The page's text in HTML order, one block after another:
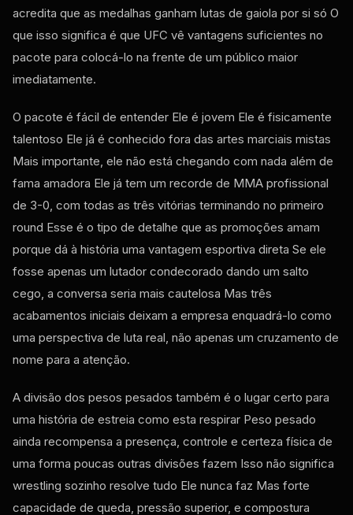
acredita que as medalhas ganham lutas de gaiola por si só O
que isso significa é que UFC vê vantagens suficientes no
pacote para colocá-lo na frente de um público maior
imediatamente.
O pacote é fácil de entender Ele é jovem Ele é fisicamente
talentoso Ele já é conhecido fora das artes marciais mistas
Mais importante, ele não está chegando com nada além de
fama amadora Ele já tem um recorde de MMA profissional
de 3-0, com todas as três vitórias terminando no primeiro
round Esse é o tipo de detalhe que as promoções amam
porque dá à história uma vantagem esportiva direta Se ele
fosse apenas um lutador condecorado dando um salto
cego, a conversa seria mais cautelosa Mas três
acabamentos iniciais deixam a empresa enquadrá-lo como
uma perspectiva de luta real, não apenas um cruzamento de
nome para a atenção.
A divisão dos pesos pesados também é o lugar certo para
uma história de estreia como esta respirar Peso pesado
ainda recompensa a presença, controle e certeza física de
uma forma poucas outras divisões fazem Isso não significa
wrestling sozinho resolve tudo Ele nunca faz Mas forte
capacidade de queda, pressão superior, e compostura